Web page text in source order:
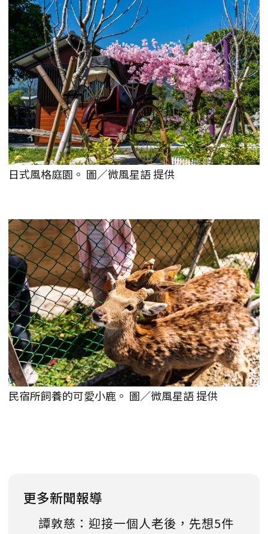
日式風格庭園。 圖／微風星語 提供
民宿所飼養的可愛小鹿。 圖／微風星語 提供
更多新聞報導
譚敦慈：迎接一個人老後，先想5件